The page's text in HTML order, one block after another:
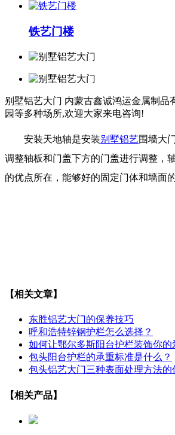
铁艺门楼
别墅铝艺大门 内蒙古鑫诚鸿运金属制品
园等多种场所,欢迎大家来电咨询!
安装天地轴是安装别墅铝艺围墙大
调整轴板和门盖下方的门盖进行调整，
的优点所在，能够好的固定门体和墙面
【相关文章】
东胜铝艺大门的保养技巧
呼和浩特锌钢护栏怎么选择？
如何让鄂尔多斯阳台护栏装饰你的
包头阳台护栏的承重标准是什么？
包头铝艺大门三种表面处理方法的
【相关产品】